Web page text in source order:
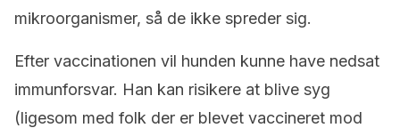
mikroorganismer, så de ikke spreder sig.
Efter vaccinationen vil hunden kunne have nedsat
immunforsvar. Han kan risikere at blive syg
(ligesom med folk der er blevet vaccineret mod